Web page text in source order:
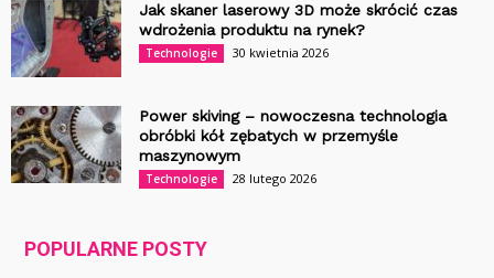
Jak skaner laserowy 3D może skrócić czas
wdrożenia produktu na rynek?
Technologie 30 kwietnia 2026
Power skiving – nowoczesna technologia
obróbki kół zębatych w przemyśle
maszynowym
Technologie 28 lutego 2026
POPULARNE POSTY